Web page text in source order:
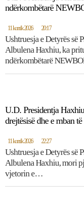
ndërkombëtarë
11 korrik 2026 20:17
Ushtruesja e Detyrës së
Albulena Haxhiu, ka
ndërkombëtarë
U.D. Presidentja
drejtësisë dhe e mban
11 korrik 2026 22:27
Ushtruesja e Detyrës së
Albulena Haxhiu, mori
vjetorin e…